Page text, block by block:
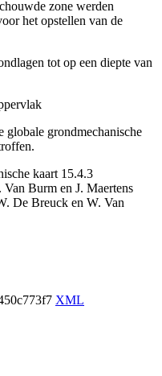
zone werden
het opstellen van de
tot op een diepte van
globale grondmechanische
kaart 15.4.3
Burm en J. Maertens
De Breuck en W. Van
XML